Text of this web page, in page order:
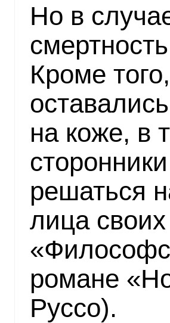
Но в
Кроме
на коже, в
решаться
лица
романе
Руссо).